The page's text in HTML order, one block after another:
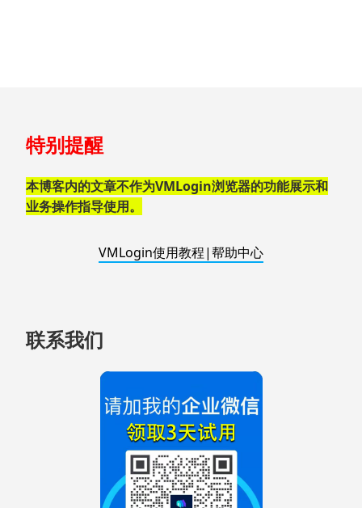
至
脚
特别提醒
本博客内的文章不作为VMLogin浏览器的功能展示和
业务操作指导使用。
VMLogin使用教程|帮助中心
联系我们